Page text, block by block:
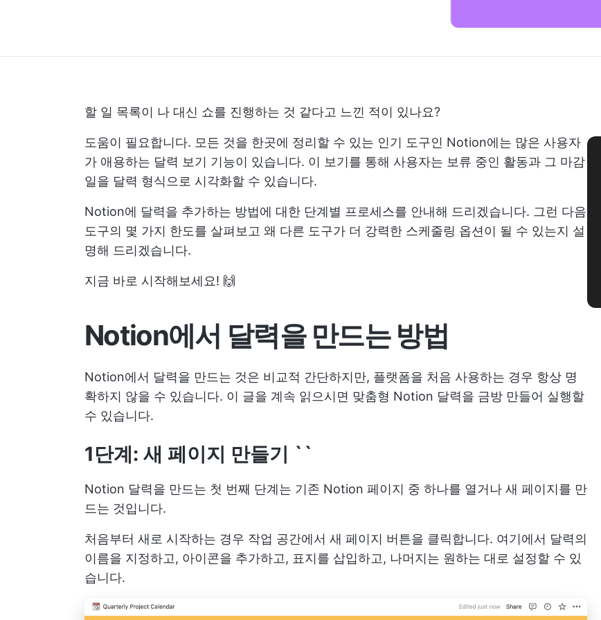
할 일 목록이 나 대신 쇼를 진행하는 것 같다고 느낀 적이 있나요?
도움이 필요합니다. 모든 것을 한곳에 정리할 수 있는 인기 도구인 Notion에는 많은 사용자
가 애용하는 달력 보기 기능이 있습니다. 이 보기를 통해 사용자는 보류 중인 활동과 그 마감
일을 달력 형식으로 시각화할 수 있습니다.
Notion에 달력을 추가하는 방법에 대한 단계별 프로세스를 안내해 드리겠습니다. 그런 다음
도구의 몇 가지 한도를 살펴보고 왜 다른 도구가 더 강력한 스케줄링 옵션이 될 수 있는지 설
명해 드리겠습니다.
지금 바로 시작해보세요! 🙌
Notion에서 달력을 만드는 방법
Notion에서 달력을 만드는 것은 비교적 간단하지만, 플랫폼을 처음 사용하는 경우 항상 명
확하지 않을 수 있습니다. 이 글을 계속 읽으시면 맞춤형 Notion 달력을 금방 만들어 실행할
수 있습니다.
1단계: 새 페이지 만들기 ``
Notion 달력을 만드는 첫 번째 단계는 기존 Notion 페이지 중 하나를 열거나 새 페이지를 만
드는 것입니다.
처음부터 새로 시작하는 경우 작업 공간에서 새 페이지 버튼을 클릭합니다. 여기에서 달력의
이름을 지정하고, 아이콘을 추가하고, 표지를 삽입하고, 나머지는 원하는 대로 설정할 수 있
습니다.